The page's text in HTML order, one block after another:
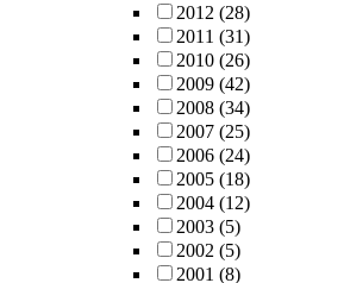
2012 (28)
2011 (31)
2010 (26)
2009 (42)
2008 (34)
2007 (25)
2006 (24)
2005 (18)
2004 (12)
2003 (5)
2002 (5)
2001 (8)